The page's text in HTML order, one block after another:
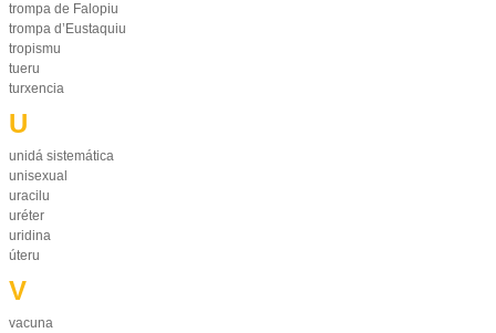
trompa de Falopiu
trompa d’Eustaquiu
tropismu
tueru
turxencia
U
unidá sistemática
unisexual
uracilu
uréter
uridina
úteru
V
vacuna